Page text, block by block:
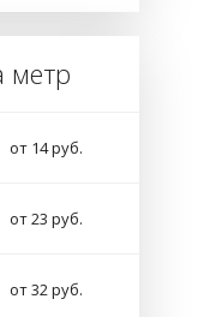
метр
от 14 руб.
от 23 руб.
от 32 руб.